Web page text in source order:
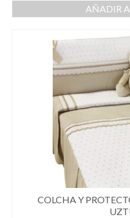
AÑADIR
COLCHA Y